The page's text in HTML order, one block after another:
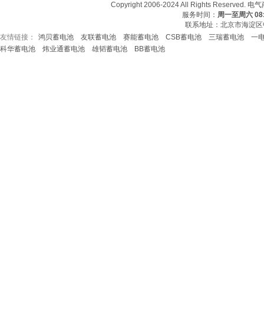
Copyright 2006-2024 All Rights Reserved. 电
服务时间： 周一至周六
联系地址：北京市海淀
友情链接： CSB蓄电池 鸿贝蓄电池 赛能蓄
友情链接： 鸿贝蓄电池 友联蓄电池 赛能蓄电池 CSB蓄电池 三瑞蓄电池
一
科华蓄电池
炜业通蓄电池 雄韬蓄电池 BB蓄电池